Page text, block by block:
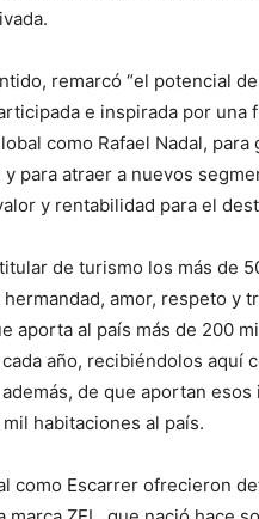
remarcó “el potencial
e inspirada por una
como Rafael Nadal, para
para atraer a nuevos
y rentabilidad para el
de turismo los más de
amor, respeto y
aporta al país más de 200
año, recibiéndolos aquí
de que aportan esos
habitaciones al país.
como Escarrer ofrecieron